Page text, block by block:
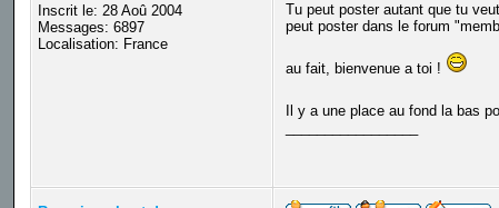
Inscrit le: 28 Aoû 2004
Messages: 6897
Localisation: France
Tu peut poster autant que tu
peut poster dans le forum
au fait, bienvenue a toi !
Il y a une place au fond la bas